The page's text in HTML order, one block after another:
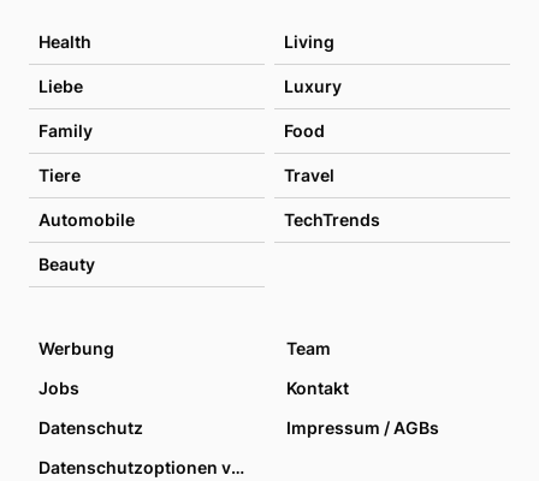
Health Living
Liebe Luxury
Family Food
Tiere Travel
Automobile TechTrends
Beauty
Werbung
Team
Jobs
Kontakt
Datenschutz
Impressum / AGBs
Datenschutzoptionen verwalten